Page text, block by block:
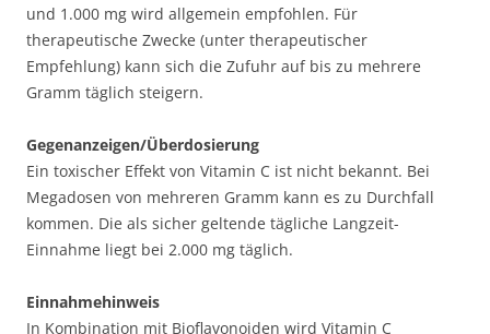
und 1.000 mg wird allgemein empfohlen. Für
therapeutische Zwecke (unter therapeutischer
Empfehlung) kann sich die Zufuhr auf bis zu mehrere
Gramm täglich steigern.
Gegenanzeigen/Überdosierung
Ein toxischer Effekt von Vitamin C ist nicht bekannt. Bei
Megadosen von mehreren Gramm kann es zu Durchfall
kommen. Die als sicher geltende tägliche Langzeit-
Einnahme liegt bei 2.000 mg täglich.
Einnahmehinweis
In Kombination mit Bioflavonoiden wird Vitamin C